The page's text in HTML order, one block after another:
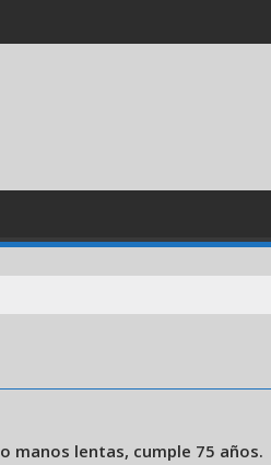
manos lentas, cumple 75 años.